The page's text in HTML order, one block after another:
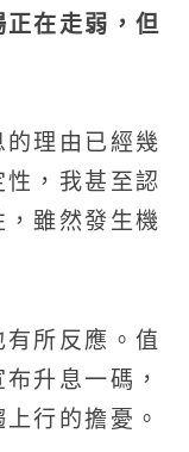
在走弱，但
的理由已經幾
，我甚至認
雖然發生機
所反應。值
升息一碼，
行的擔憂。